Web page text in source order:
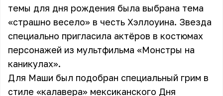
темы для дня рождения была выбрана тема
«страшно весело» в честь Хэллоуина. Звезда
специально пригласила актёров в костюмах
персонажей из мультфильма «Монстры на
каникулах».
Для Маши был подобран специальный грим в
стиле «калавера» мексиканского Дня